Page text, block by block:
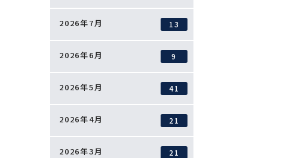
2026年7月 13
2026年6月 9
2026年5月 41
2026年4月 21
2026年3月 21